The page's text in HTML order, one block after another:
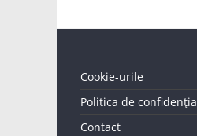
Cookie-urile
Politica de
Contact